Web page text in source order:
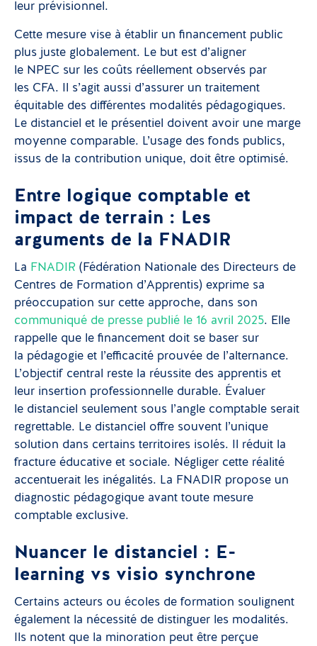
leur prévisionnel.
Cette mesure vise à établir un financement public
plus juste globalement. Le but est d’aligner
le NPEC sur les coûts réellement observés par
les CFA. Il s’agit aussi d’assurer un traitement
équitable des différentes modalités pédagogiques.
Le distanciel et le présentiel doivent avoir une marge
moyenne comparable. L’usage des fonds publics,
issus de la contribution unique, doit être optimisé.
Entre logique comptable et
impact de terrain : Les
arguments de la FNADIR
La FNADIR (Fédération Nationale des Directeurs de
Centres de Formation d’Apprentis) exprime sa
préoccupation sur cette approche, dans son
communiqué de presse publié le 16 avril 2025. Elle
rappelle que le financement doit se baser sur
la pédagogie et l’efficacité prouvée de l’alternance.
L’objectif central reste la réussite des apprentis et
leur insertion professionnelle durable. Évaluer
le distanciel seulement sous l’angle comptable serait
regrettable. Le distanciel offre souvent l’unique
solution dans certains territoires isolés. Il réduit la
fracture éducative et sociale. Négliger cette réalité
accentuerait les inégalités. La FNADIR propose un
diagnostic pédagogique avant toute mesure
comptable exclusive.
Nuancer le distanciel : E-
learning vs visio synchrone
Certains acteurs ou écoles de formation soulignent
également la nécessité de distinguer les modalités.
Ils notent que la minoration peut être perçue